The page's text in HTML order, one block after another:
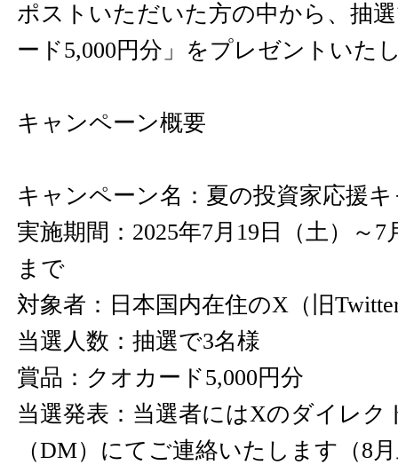
ポストいただいた方の中から、抽
ード5,000円分」をプレゼントいた
キャンペーン概要
キャンペーン名：夏の投資家応援
実施期間：2025年7月19日（土）～7
まで
対象者：日本国内在住のX（旧
当選人数：抽選で3名様
賞品：クオカード5,000円分
当選発表：当選者にはXのダイレク
（DM）にてご連絡いたします（8